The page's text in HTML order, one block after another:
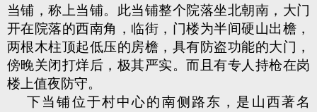
当铺，称上当铺。此当铺整个院落坐北朝南，大门
开在院落的西南角，临街，门楼为半间硬山出檐，
两根木柱顶起低压的房檐，具有防盗功能的大门，
傍晚关闭打烊后，极其严实。而且有专人持枪在岗
楼上值夜防守。
下当铺位于村中心的南侧路东，是山西著名